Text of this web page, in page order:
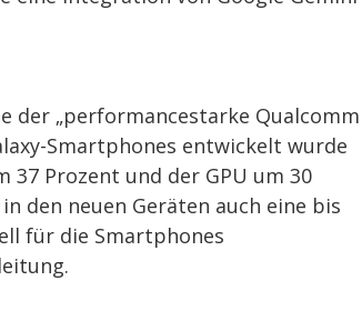
der „performancestarke Qualcomm
Smartphones entwickelt wurde
37 Prozent und der GPU um 30
den neuen Geräten auch eine bis
für die Smartphones